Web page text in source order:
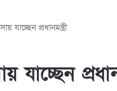
যাচ্ছেন প্রধানমন্ত্রী
যাচ্ছেন